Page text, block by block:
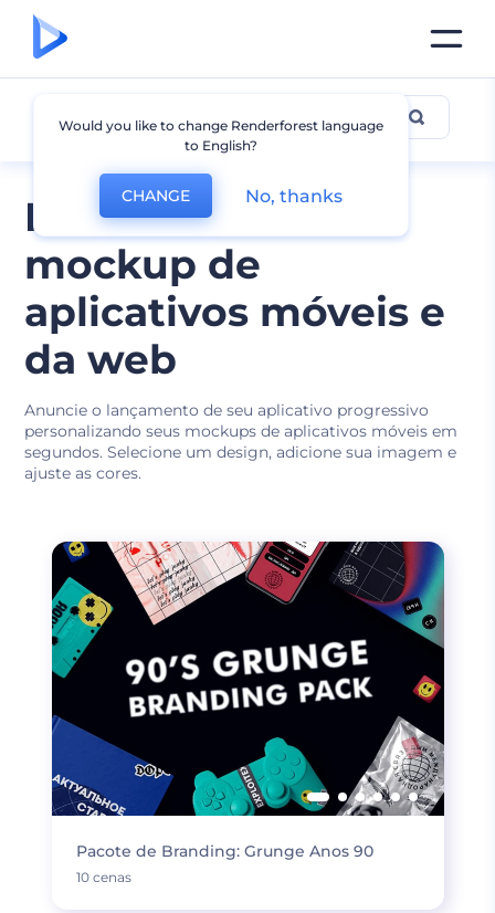
Ferramentas de
mockup de
aplicativos móveis e
da web
Anuncie o lançamento de seu aplicativo progressivo
personalizando seus mockups de aplicativos móveis em
segundos. Selecione um design, adicione sua imagem e
ajuste as cores.
Mockup de Aplicativo
Pacote de Branding: Grunge Anos 90
10 cenas
Would you like to change Renderforest language
to English?
CHANGE No, thanks